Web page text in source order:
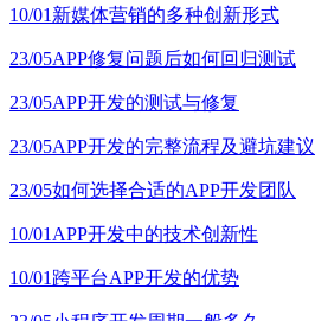
10/01 新媒体营销的多种创新形式
23/05APP修复问题后如何回归测试
23/05APP开发的测试与修复
23/05APP开发的完整流程及避坑建议
23/05如何选择合适的APP开发团队
10/01 APP开发中的技术创新性
10/01 跨平台APP开发的优势